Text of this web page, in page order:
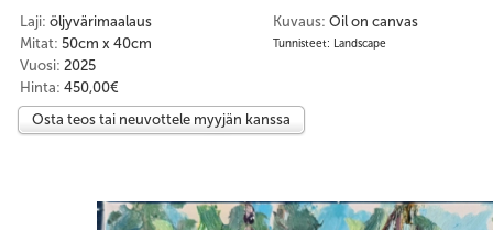
Kuvaus: Oil on canvas
Tunnisteet: Landscape
Laji: öljyvärimaalaus
Mitat: 50cm x 40cm
Vuosi: 2025
Hinta: 450,00€
Osta teos tai neuvottele myyjän kanssa